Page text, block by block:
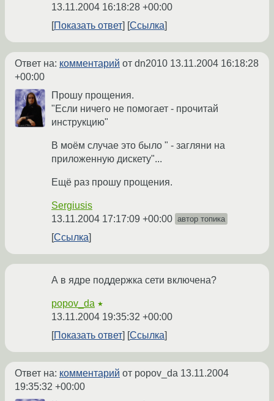
13.11.2004 16:18:28 +00:00
Показать ответ
Ссылка
Ответ на: комментарий от dn2010 13.11.2004 16:18:28
+00:00
Прошу прощения.
"Если ничего не помогает - прочитай
инструкцию"
В моём случае это было " - загляни на
приложенную дискету"...
Ещё раз прошу прощения.
Sergiusis
13.11.2004 17:17:09 +00:00 автор топика
Ссылка
А в ядре поддержка сети включена?
popov_da ★
13.11.2004 19:35:32 +00:00
Показать ответ
Ссылка
Ответ на: комментарий от popov_da 13.11.2004
19:35:32 +00:00